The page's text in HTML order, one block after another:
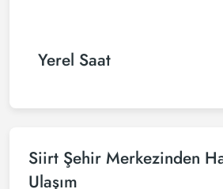
Yerel Saat
Siirt Şehir Merkezinden
Ulaşım